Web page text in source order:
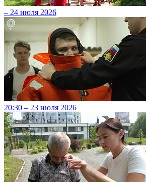
– 24 июля 2026
20:30 – 23 июля 2026